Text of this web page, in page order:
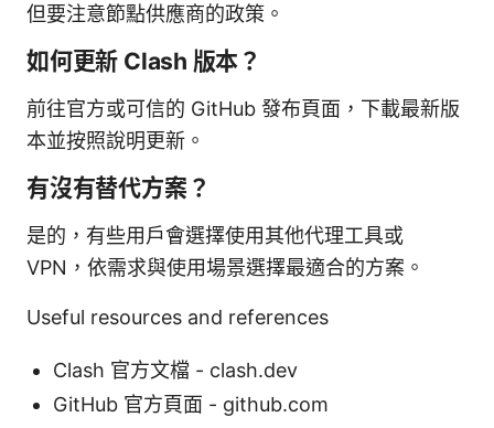
但要注意節點供應商的政策。
如何更新 Clash 版本？
前往官方或可信的 GitHub 發布頁面，下載最新版
本並按照說明更新。
有沒有替代方案？
是的，有些用戶會選擇使用其他代理工具或
VPN，依需求與使用場景選擇最適合的方案。
Useful resources and references
Clash 官方文檔 - clash.dev
GitHub 官方頁面 - github.com